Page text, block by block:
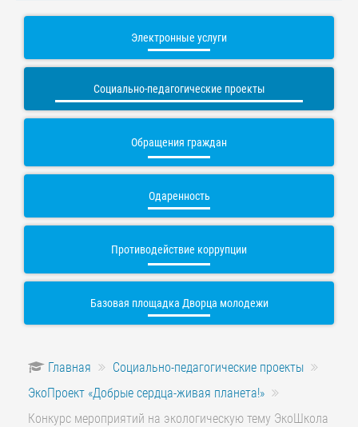
Электронные услуги
Социально-педагогические проекты
Обращения граждан
Одаренность
Противодействие коррупции
Базовая площадка Дворца молодежи
Главная
Социально-педагогические проекты
ЭкоПроект «Добрые сердца-живая планета!»
Конкурс мероприятий на экологическую тему ЭкоШкола